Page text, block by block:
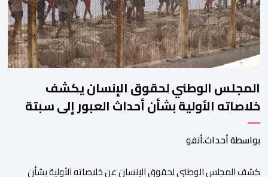
المجلس الوطني لحقوق الإنسان يكشف
خلاصاته الأولية بشأن أحداث العبور إلى سبتة
ومليلية
بواسطة أحداث.أنفو
كشف المجلس الوطني لحقوق الإنسان عن خلاصاته الأولية بشأن